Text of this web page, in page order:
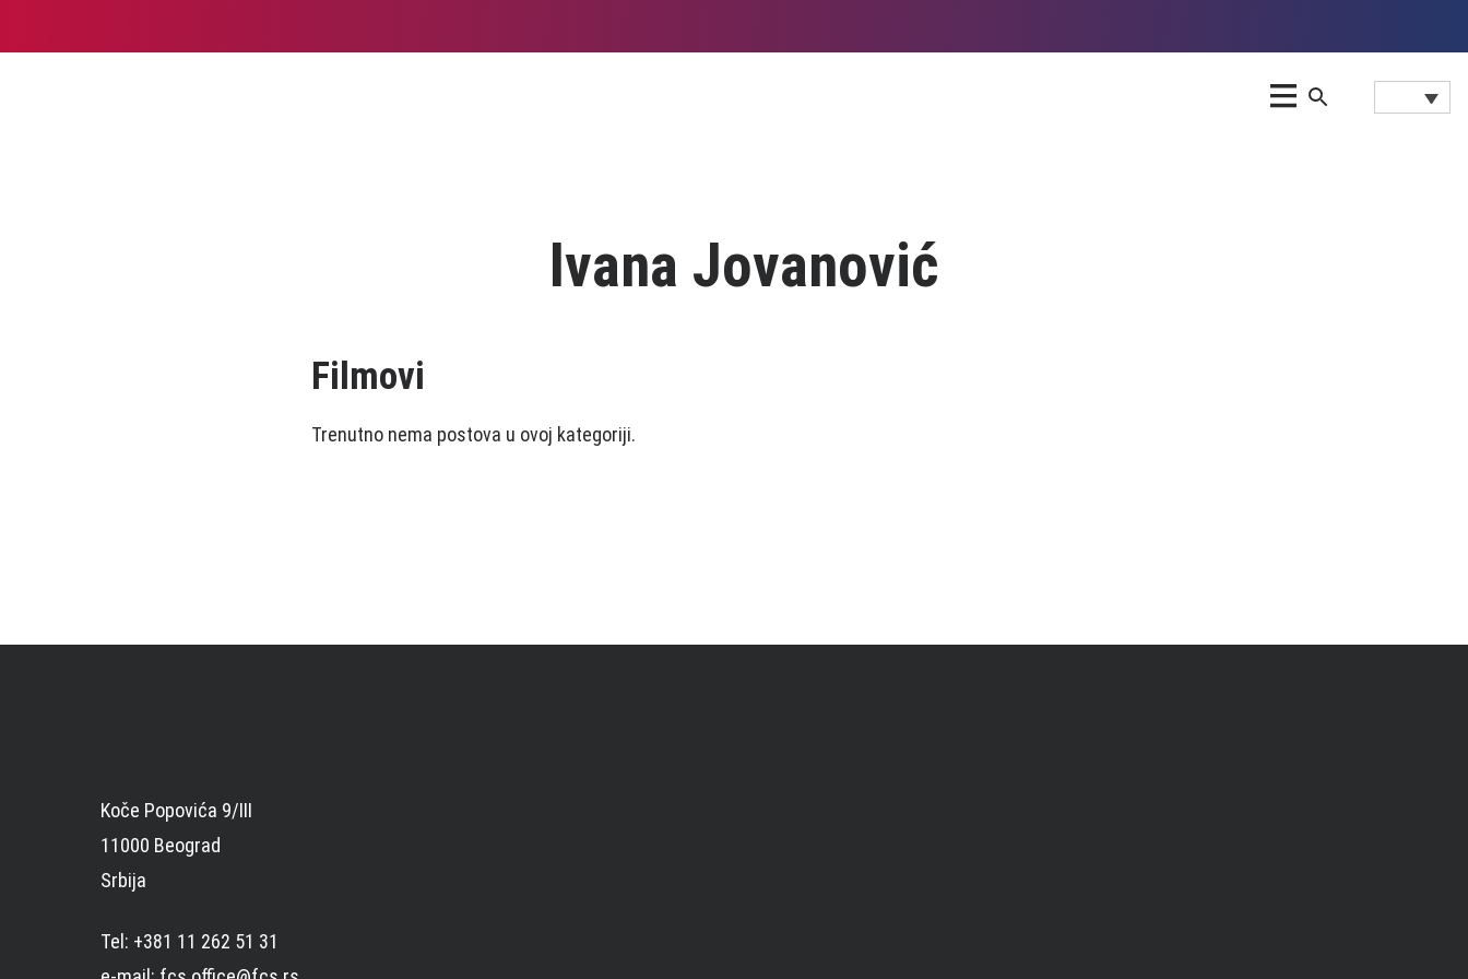
Ivana Jovanović
Filmovi
Trenutno nema postova u ovoj kategoriji.
Koče Popovića 9/III
11000 Beograd
Srbija
Tel: +381 11 262 51 31